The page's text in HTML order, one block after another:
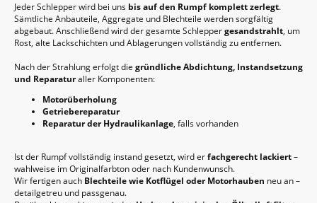
Jeder Schlepper wird bei uns bis auf den Rumpf komplett zerlegt.
Sämtliche Anbauteile, Aggregate und Blechteile werden sorgfältig
abgebaut. Anschließend wird der gesamte Schleppergesandstrahlt, um
Rost, alte Lackschichten und Ablagerungen vollständig zu entfernen.
Nach der Strahlung erfolgt die gründliche Abdichtung, Instandsetzung
und Reparaturaller Komponenten:
Motorüberholung
Getriebereparatur
Reparatur der Hydraulikanlage, falls vorhanden
Ist der Rumpf vollständig instand gesetzt, wird erfachgerecht lackiert–
wahlweise im Originalfarbton oder nach Kundenwunsch.
Wir fertigen auch Blechteile wie Kotflügel oder Motorhauben neu an –
detailgetreu und passgenau.